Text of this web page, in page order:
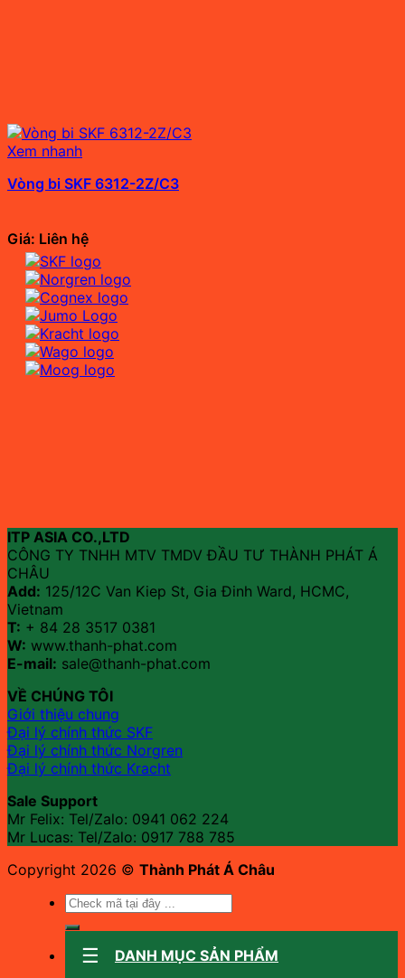
Xem nhanh
Vòng bi SKF 6312-2Z/C3
Giá: Liên hệ
ITP ASIA CO.,LTD
CÔNG TY TNHH MTV TMDV ĐẦU TƯ THÀNH PHÁT Á
CHÂU
Add: 125/12C Van Kiep St, Gia Đinh Ward, HCMC,
Vietnam
T: + 84 28 3517 0381
W: www.thanh-phat.com
E-mail: sale@thanh-phat.com
VỀ CHÚNG TÔI
Giới thiệu chung
Đại lý chính thức SKF
Đại lý chính thức Norgren
Đại lý chính thức Kracht
Sale Support
Mr Felix: Tel/Zalo: 0941 062 224
Mr Lucas: Tel/Zalo: 0917 788 785
Copyright 2026 © Thành Phát Á Châu
Tìm
kiếm:
DANH MỤC SẢN PHẨM